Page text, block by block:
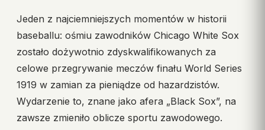
Jeden z najciemniejszych momentów w historii
baseballu: ośmiu zawodników Chicago White Sox
zostało dożywotnio zdyskwalifikowanych za
celowe przegrywanie meczów finału World Series
1919 w zamian za pieniądze od hazardzistów.
Wydarzenie to, znane jako afera „Black Sox”, na
zawsze zmieniło oblicze sportu zawodowego.